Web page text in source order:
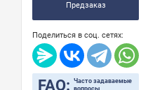
Предзаказ
Поделиться в соц. сетях:
FAQ: Часто задаваемые